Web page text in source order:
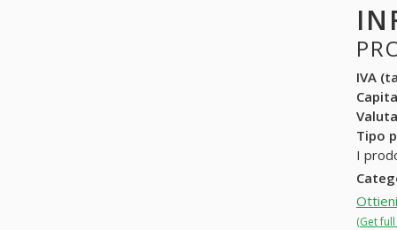
IVA
Tipo
I
(Get